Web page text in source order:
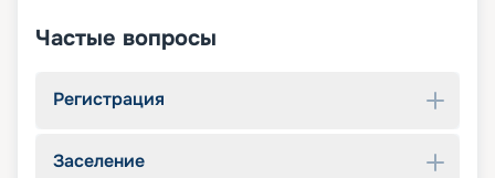
Частые вопросы
Регистрация
Заселение